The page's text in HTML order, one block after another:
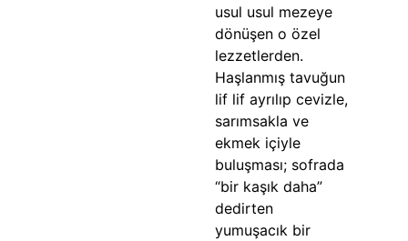
usul usul mezeye
dönüşen o özel
lezzetlerden.
Haşlanmış tavuğun
lif lif ayrılıp cevizle,
sarımsakla ve
ekmek içiyle
buluşması; sofrada
“bir kaşık daha”
dedirten
yumuşacık bir